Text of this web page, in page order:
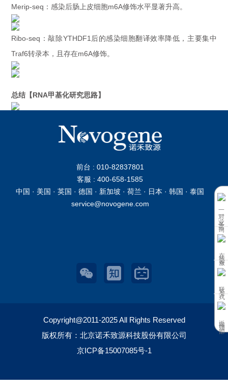
Merip-seq：感染后肠上皮细胞m6A修饰水平显著升高。
Ribo-seq：敲除YTHDF1后的感染细胞翻译效率降低，主要集中
Traf6转录本，且存在m6A修饰。
总结【RNA甲基化研究思路】
前台 : 010-82837801
客服 : 400-658-1585
中国 · 美国 · 英国 · 德国 · 新加坡 · 荷兰 · 日本 · 韩国 · 泰国
service@novogene.com
Copyright@2011-2025 All Rights Reserved
版权所有：北京诺禾致源科技股份有限公司
京ICP备15007085号-1
一对一业务咨询
在线客服
联系方式
返回顶部